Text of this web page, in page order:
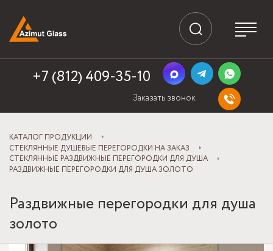
+7 (812) 409-35-10
Заказать звонок
КАТАЛОГ ПРОДУКЦИИ
СТЕКЛЯННЫЕ ДУШЕВЫЕ ПЕРЕГОРОДКИ НА ЗАКАЗ
СТЕКЛЯННЫЕ РАЗДВИЖНЫЕ ПЕРЕГОРОДКИ ДЛЯ ДУША
РАЗДВИЖНЫЕ ПЕРЕГОРОДКИ ДЛЯ ДУША ЗОЛОТО
Раздвижные перегородки для душа
золото